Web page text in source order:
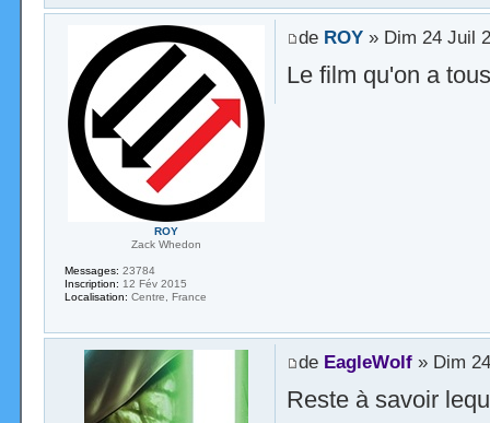
de ROY» Dim 24 Juil
Le film qu'on a
ROY
Zack Whedon
Messages: 23784
Inscription: 12 Fév 2015
Localisation: Centre, France
de EagleWolf» Dim
Reste à savoir